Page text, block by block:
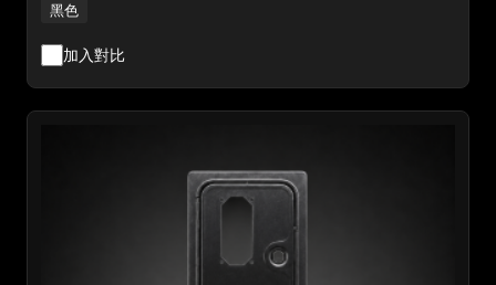
黑色
加入對比